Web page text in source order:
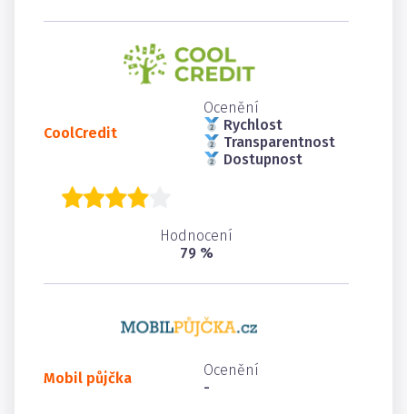
CoolCredit
Ocenění
Rychlost
Transparentnost
Dostupnost
Hodnocení
79 %
Mobil půjčka
Ocenění
-